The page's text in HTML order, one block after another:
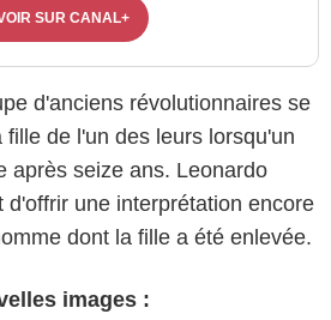
SUR CANAL+
d'anciens révolutionnaires se
de l'un des leurs lorsqu'un
après seize ans. Leonardo
d'offrir une interprétation encore
dont la fille a été enlevée.
images :